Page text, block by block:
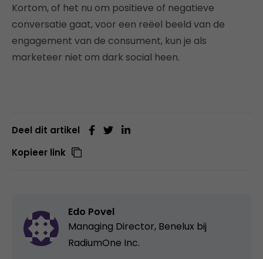
Kortom, of het nu om positieve of negatieve
conversatie gaat, voor een reëel beeld van de
engagement van de consument, kun je als
marketeer niet om dark social heen.
Deel dit artikel
Kopieer link
Edo Povel
Managing Director, Benelux bij
RadiumOne Inc.